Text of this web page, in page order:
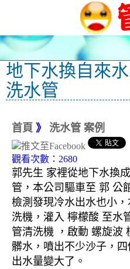
地下水換自來
洗水管
首頁 》 洗水管 案例
觀看次數：2680
郭先生 家裡從地下水換
管，本公司驅車至 郭 公
檢測發現冷水出水也小
洗機，灌入 檸檬酸 至水
管清洗機 ，啟動 螺旋波
髒水，噴出不少沙子，
出水量變大了。